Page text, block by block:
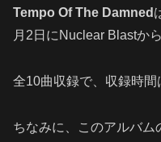
Tempo Of The Damned
月2日にNuclear Blastか
全10曲収録で、収録時間
ちなみに、このアルバ